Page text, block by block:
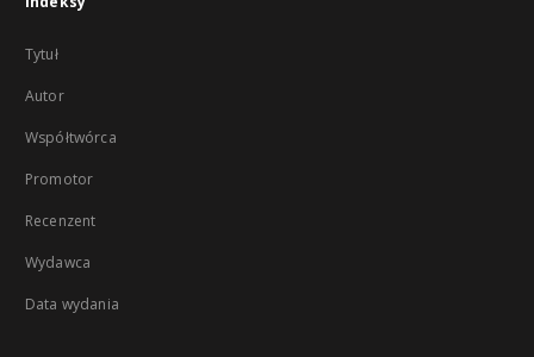
Tytuł
Autor
Współtwórca
Promotor
Recenzent
Wydawca
Data wydania